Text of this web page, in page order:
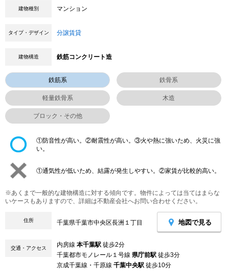
建物種別 マンション
タイプ・デザイン 分譲賃貸
建物構造 鉄筋コンクリート造
鉄筋系 鉄骨系
軽量鉄骨系 木造
ブロック・その他
①防音性が高い。②耐震性が高い。③火や熱に強いため、火災に強
い。
①通気性が低いため、結露が発生しやすい。②家賃が比較的高い。
※あくまで一般的な建物構造に対する傾向です。物件によっては当てはまらな
いケースもありますので、詳細は不動産会社へお問い合わせください。
住所 千葉県千葉市中央区長洲１丁目 地図で見る
交通・アクセス 内房線 本千葉駅 徒歩2分
千葉都市モノレール１号線 県庁前駅 徒歩3分
京成千葉線・千原線 千葉中央駅 徒歩10分